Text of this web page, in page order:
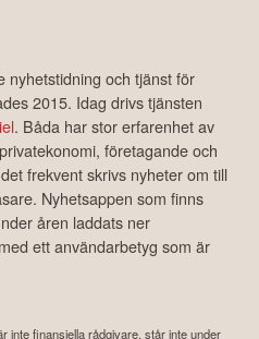
nyhetstidning och tjänst för
2015. Idag drivs tjänsten
. Båda har stor erfarenhet av
företagande och
frekvent skrivs nyheter om till
Nyhetsappen som finns
åren laddats ner
ett användarbetyg som är
inte finansiella rådgivare, står inte under